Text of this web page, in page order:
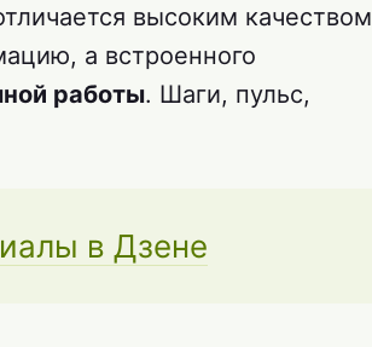
высоким качеством
а встроенного
работы. Шаги, пульс,
в Дзене